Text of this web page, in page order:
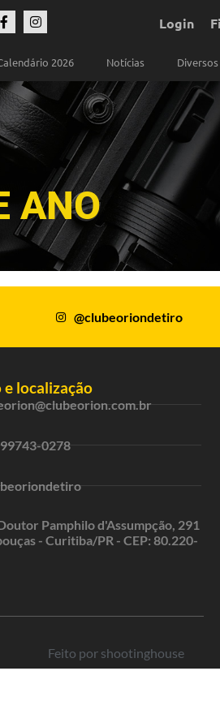
Login
2026 Notícias Diversos
ANO
@clubeoriondetiro
localização
0278
Pamphilo d'Assumpção, 291
- Curitiba/PR - CEP: 80.220-
Feito por shootinghouse